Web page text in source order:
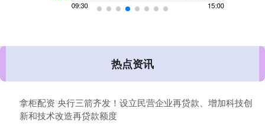
热点资讯
拿柜配资 央行三箭齐发！设立民营企业再贷款、增加科技创
新和技术改造再贷款额度